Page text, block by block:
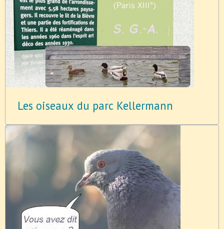
Les oiseaux du parc Kellermann